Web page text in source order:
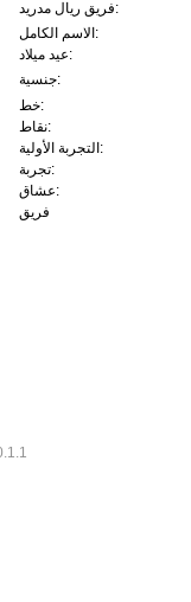
فريق ريال مدريد:
الاسم الكامل:
عيد ميلاد:
جنسية:
خط:
نقاط:
التجربة الأولية:
تجربة:
عشاق:
فريق